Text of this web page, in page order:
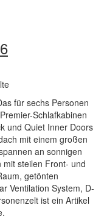
für sechs Personen
Schlafkabinen
und Quiet Inner Doors
mit einem großen
an sonnigen
mit steilen Front- und
getönten
Ventilation System, D-
ist ein Artikel